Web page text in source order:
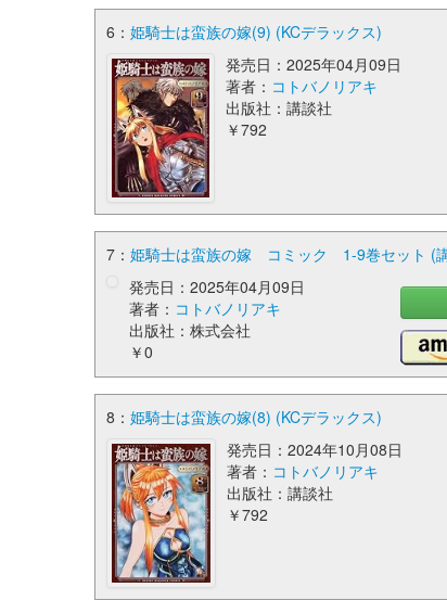
6： 姫騎士は蛮族の嫁(9) (KCデラックス)
発売日：2025年04月09日
著者： コトバノリアキ
出版社：講談社
￥792
7： 姫騎士は蛮族の嫁 コミック 1-9巻セット (
発売日：2025年04月09日
著者： コトバノリアキ
出版社：株式会社
￥0
8： 姫騎士は蛮族の嫁(8) (KCデラックス)
発売日：2024年10月08日
著者： コトバノリアキ
出版社：講談社
￥792